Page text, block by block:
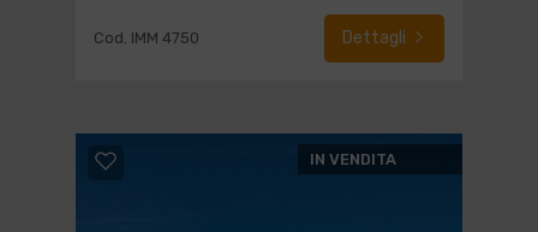
Cod. IMM 4750 Dettagli
IN VENDITA